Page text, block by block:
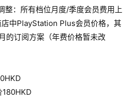
整：所有档位月度/季度会员费用上
中PlayStation Plus会员价格，其
的订阅方案（年费价格暂未改